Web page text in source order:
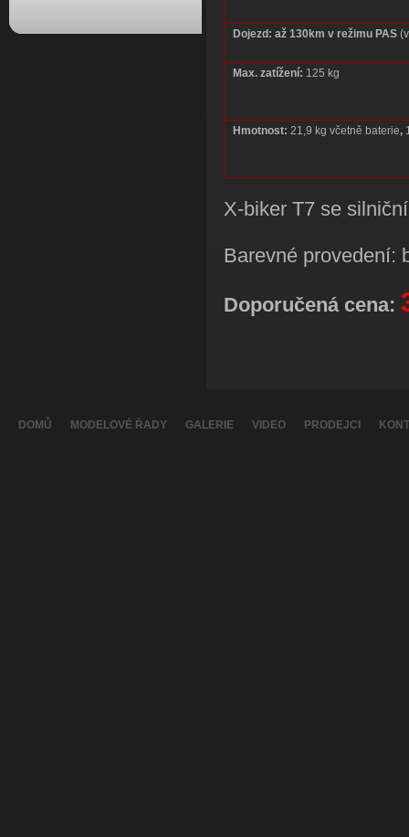
Dojezd: až 130km v režimu PAS
Max. zatížení: 125 kg
Hmotnost: 21,9 kg včetně baterie,
X-biker T7 se
Barevné provedení:
Doporučená cena:
DOMŮ MODELOVÉ ŘADY GALERIE VIDEO PRODEJCI